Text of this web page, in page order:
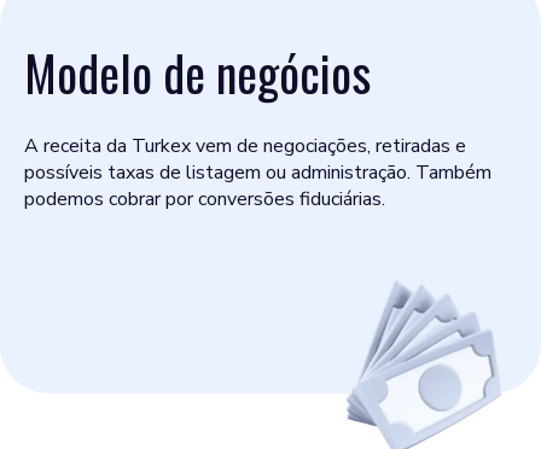
Modelo de negócios
A receita da Turkex vem de negociações, retiradas e
possíveis taxas de listagem ou administração. Também
podemos cobrar por conversões fiduciárias.